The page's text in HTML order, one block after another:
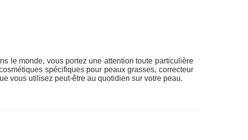
le monde, vous portez une attention toute particulière
spécifiques pour peaux grasses, correcteur
vous utilisez peut-être au quotidien sur votre peau.